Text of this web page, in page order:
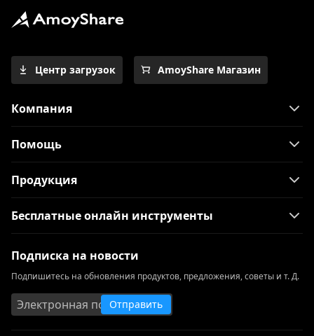
Центр загрузок AmoyShare Магазин
Компания
Помощь
Продукция
Бесплатные онлайн инструменты
Подписка на новости
Подпишитесь на обновления продуктов, предложения, советы и т. Д.
Отправить